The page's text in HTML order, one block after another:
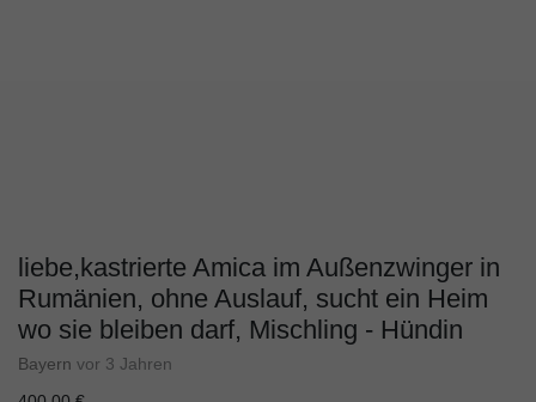
liebe,kastrierte Amica im Außenzwinger in
Rumänien, ohne Auslauf, sucht ein Heim
wo sie bleiben darf, Mischling - Hündin
Bayern vor 3 Jahren